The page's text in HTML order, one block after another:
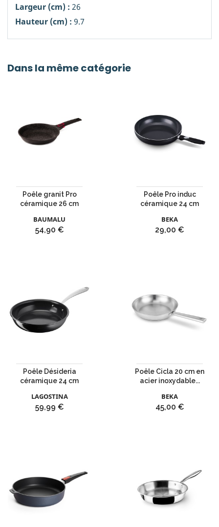
Largeur (cm) : 26
Hauteur (cm) : 9.7
Dans la même catégorie
Poêle granit Pro
céramique 26 cm
BAUMALU
Prix
54,90 €
Poêle Pro induc
céramique 24 cm
BEKA
Prix
29,00 €
Poêle Désideria
céramique 24 cm
LAGOSTINA
Prix
59,99 €
Poêle Cicla 20 cm en
acier inoxydable...
BEKA
Prix
45,00 €